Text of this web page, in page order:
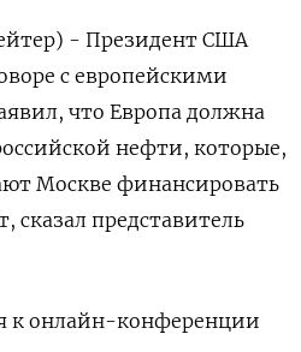
- Президент США
с европейскими
что Европа должна
нефти, которые,
Москве финансировать
сказал представитель
к онлайн-конференции